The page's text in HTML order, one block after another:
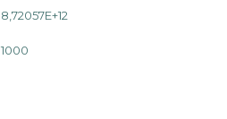
8,72057E+12
1000